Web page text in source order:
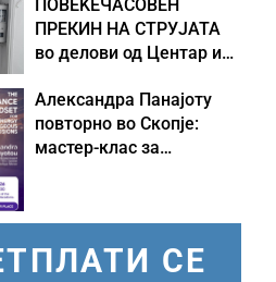
ПОВЕЌЕЧАСОВЕН
ПРЕКИН НА СТРУЈАТА
во делови од Центар и
Александра Панајоту
повторно во Скопје:
мастер-клас за
СЕ